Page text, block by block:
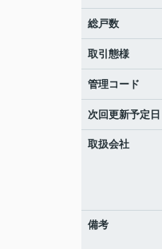
総戸数
取引態様
管理コード
次回更新予定日
取扱会社
備考